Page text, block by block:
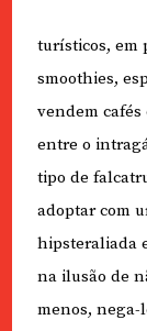
turísticos, em
smoothies,
vendem cafés
entre o
tipo de
adoptar com
hipsteraliada
na ilusão de
menos, nega-